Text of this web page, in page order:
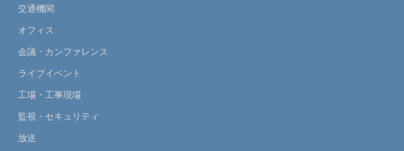
交通機関
オフィス
会議・カンファレンス
ライブイベント
工場・工事現場
監視・セキュリティ
放送